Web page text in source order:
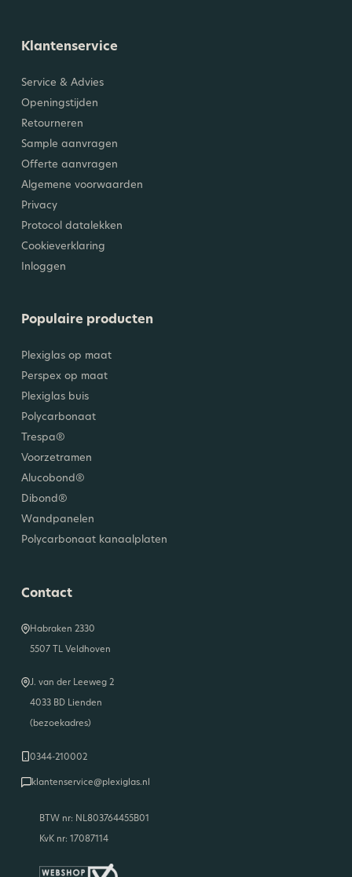
Klantenservice
Service & Advies
Openingstijden
Retourneren
Sample aanvragen
Offerte aanvragen
Algemene voorwaarden
Privacy
Protocol datalekken
Cookieverklaring
Inloggen
Populaire producten
Plexiglas op maat
Perspex op maat
Plexiglas buis
Polycarbonaat
Trespa®
Voorzetramen
Alucobond®
Dibond®
Wandpanelen
Polycarbonaat kanaalplaten
Contact
Habraken 2330
5507 TL Veldhoven
J. van der Leeweg 2
4033 BD Lienden
(bezoekadres)
0344-210002
klantenservice@plexiglas.nl
BTW nr: NL803764455B01
KvK nr: 17087114